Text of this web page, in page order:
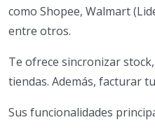
como Shopee, Walmart
entre otros.
Te ofrece sincronizar
tiendas. Además, facturar
Sus funcionalidades